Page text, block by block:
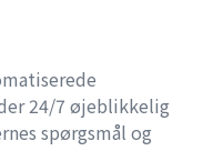
24/7 øjeblikkelig
spørgsmål og